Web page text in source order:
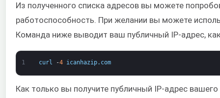
Из полученного списка адресов вы можете
работоспособность. При желании вы можете
Команда ниже выводит ваш публичный IP-адрес,
1 curl -4 icanhazip. com
Как только вы получите публичный IP-адрес